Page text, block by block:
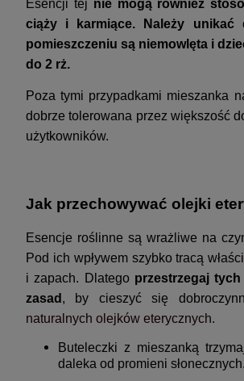
Esencji tej nie mogą również
ciąży i karmiące. Należy unikać
pomieszczeniu są niemowlęta i
do 2 rż.
Poza tymi przypadkami mieszanka
dobrze tolerowana przez większość
użytkowników.
Jak przechowywać olejki
Esencje roślinne są wrażliwe na
Pod ich wpływem szybko tracą
i zapach. Dlategoprzestrzegaj
zasad , by cieszyć się
naturalnych olejków eterycznych.
Buteleczki z mieszanką
daleka od promieni słonecznych.